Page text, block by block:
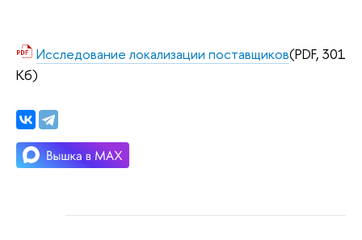
Исследование локализации поставщиков(PDF, 301
Кб)